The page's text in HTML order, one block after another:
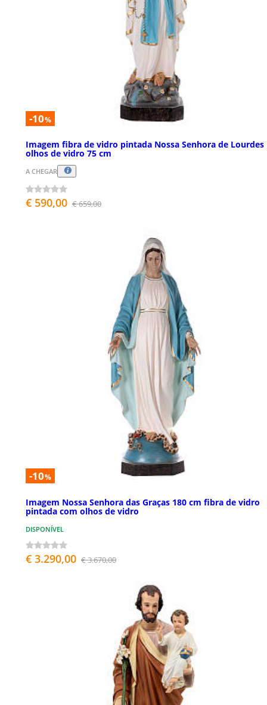
-10%
Imagem fibra de vidro pintada Nossa Senhora de Lourdes
olhos de vidro 75 cm
A CHEGAR
€ 590,00 € 659,00
-10%
Imagem Nossa Senhora das Graças 180 cm fibra de vidro
pintada com olhos de vidro
DISPONÍVEL
€ 3.290,00 € 3.670,00